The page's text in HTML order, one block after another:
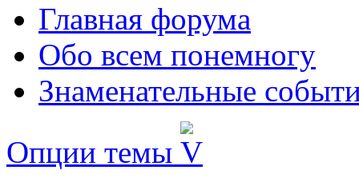
Главная форума
Обо всем понемногу
Знаменательные
Опции темы